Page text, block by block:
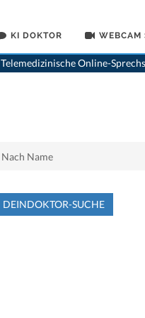
KI DOKTOR WEBCAM
Telemedizinische Online-
DEINDOKTOR-SUCHE